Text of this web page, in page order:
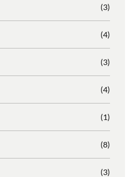
(3)
(4)
(3)
(4)
(1)
(8)
(3)